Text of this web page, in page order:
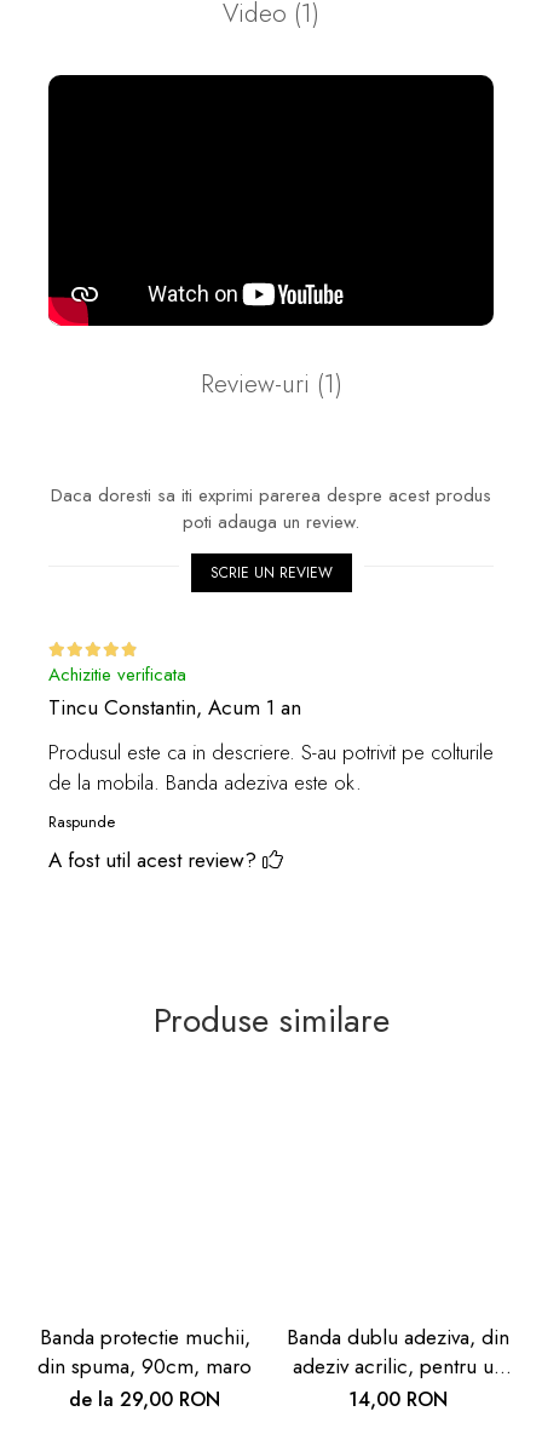
Video (1)
Review-uri (1)
Daca doresti sa iti exprimi parerea despre acest produs
poti adauga un review.
SCRIE UN REVIEW
Achizitie verificata
Tincu Constantin, Acum 1 an
Produsul este ca in descriere. S-au potrivit pe colturile
de la mobila. Banda adeziva este ok.
Raspunde
A fost util acest review?
Produse similare
Banda protectie muchii,
din spuma, 90cm, maro
de la 29,00 RON
Banda dublu adeziva, din
adeziv acrilic, pentru uz
interior, 20mm*5m,
14,00 RON